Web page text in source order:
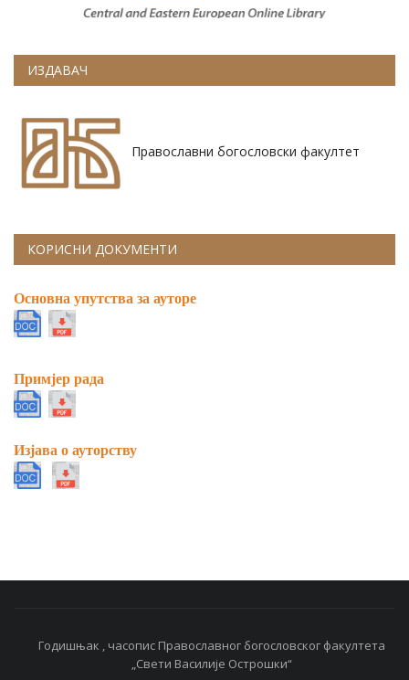
ИЗДАВАЧ
Православни богословски факултет
КОРИСНИ ДОКУМЕНТИ
Основна упутства за ауторе
Примјер рада
Изјава о ауторству
Годишњак , часопис Православног богословског факултета
„Свети Василије Острошки“